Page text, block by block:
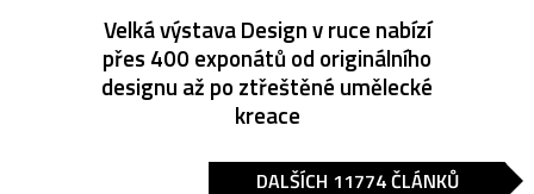
Velká výstava Design v ruce nabízí
přes 400 exponátů od originálního
designu až po ztřeštěné umělecké
kreace
DALŠÍCH 11774 ČLÁNKŮ